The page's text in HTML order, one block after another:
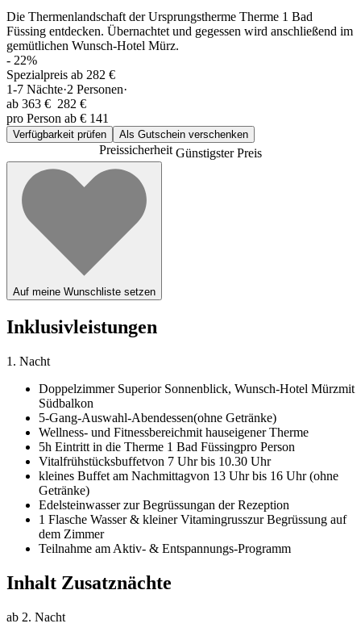
Die Thermenlandschaft der Ursprungstherme Therme 1 Bad
Füssing entdecken. Übernachtet und gegessen wird anschließend im
gemütlichen Wunsch-Hotel Mürz.
- 22%
Spezialpreis ab 282 €
1-7 Nächte·2 Personen·
ab 363 € 282 €
pro Person ab € 141
Verfügbarkeit prüfen Als Gutschein verschenken
PreissicherheitGünstigster Preis
Auf meine Wunschliste setzen
Inklusivleistungen
1. Nacht
Doppelzimmer Superior Sonnenblick, Wunsch-Hotel Mürzmit
Südbalkon
5-Gang-Auswahl-Abendessen(ohne Getränke)
Wellness- und Fitnessbereichmit hauseigener Therme
5h Eintritt in die Therme 1 Bad Füssingpro Person
Vitalfrühstücksbuffetvon 7 Uhr bis 10.30 Uhr
kleines Buffet am Nachmittagvon 13 Uhr bis 16 Uhr (ohne
Getränke)
Edelsteinwasser zur Begrüssungan der Rezeption
1 Flasche Wasser & kleiner Vitamingrusszur Begrüssung auf
dem Zimmer
Teilnahme am Aktiv- & Entspannungs-Programm
Inhalt Zusatznächte
ab 2. Nacht